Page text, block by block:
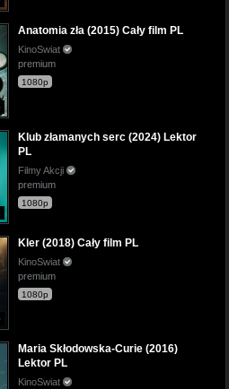
Anatomia zła (2015) Cały film PL
KinoSwiat
premium
1080p
Klub złamanych serc (2024) Lektor
PL
Filmy Akcji
premium
1080p
Kler (2018) Cały film PL
KinoSwiat
premium
1080p
Maria Skłodowska-Curie (2016)
Lektor PL
KinoSwiat